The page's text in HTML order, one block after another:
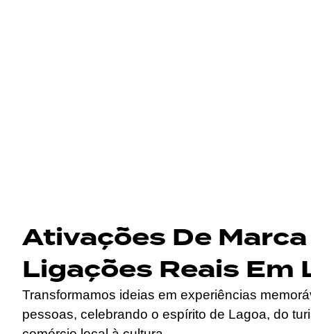
Ativações De
Ligações Reais Em
Transformamos ideias em experiências
pessoas, celebrando o espírito de Lagoa, do